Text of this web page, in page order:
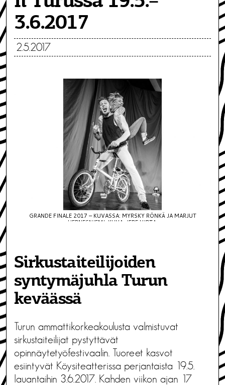
3.6.2017
2.5.2017
GRANDE FINALE 2017 – KUVASSA: MYRSKY RÖNKÄ JA MARJUT
HERNESNIEMI. KUVA: JERE VIRTA.
Sirkustaiteilijoiden
syntymäjuhla Turun
keväässä
Turun ammattikorkeakoulusta valmistuvat
sirkustaiteilijat pystyttävät
opinnäytetyöfestivaalin. Tuoreet kasvot
esiintyvät Köysiteatterissa perjantaista 19.5.
lauantaihin 3.6.2017. Kahden viikon ajan 17